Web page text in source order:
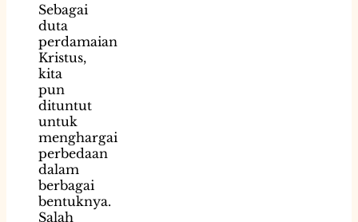
Sebagai
duta
perdamaian
Kristus,
kita
pun
dituntut
untuk
menghargai
perbedaan
dalam
berbagai
bentuknya.
Salah